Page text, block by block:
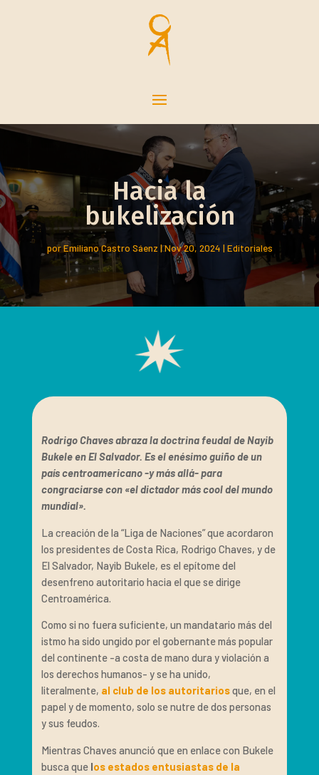
Hacia la
bukelización
porEmiliano Castro Sáenz |Nov 20, 2024 | Editoriales
Rodrigo Chaves abraza la doctrina feudal de Nayib
Bukele en El Salvador. Es el enésimo guiño de un
país centroamericano -y más allá- para
congraciarse con «el dictador más cool del mundo
mundial».
La creación de la “Liga de Naciones” que acordaron
los presidentes de Costa Rica, Rodrigo Chaves, y de
El Salvador, Nayib Bukele, es el epítome del
desenfreno autoritario hacia el que se dirige
Centroamérica.
Como si no fuera suficiente, un mandatario más del
istmo ha sido ungido por el gobernante más popular
del continente -a costa de mano dura y violación a
los derechos humanos- y se ha unido,
literalmente, al club de los autoritariosque, en el
papel y de momento, solo se nutre de dos personas
y sus feudos.
Mientras Chaves anunció que en enlace con Bukele
busca que los estados entusiastas de la